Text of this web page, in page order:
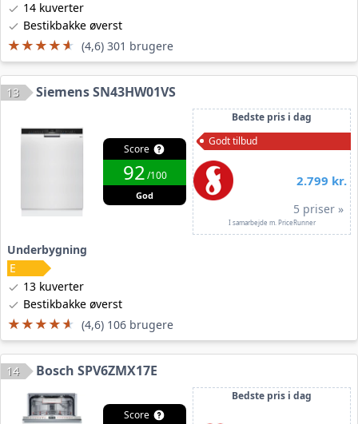
14 kuverter
Bestikbakke øverst
★★★★★
★★★★★ (4,6) 301 brugere
13 Siemens SN43HW01VS
Score
92/100
God
Bedste pris i dag
Godt tilbud
2.799 kr.
5 priser »
I samarbejde m. PriceRunner
Underbygning
13 kuverter
Bestikbakke øverst
★★★★★
★★★★★ (4,6) 106 brugere
14 Bosch SPV6ZMX17E
Score
Bedste pris i dag